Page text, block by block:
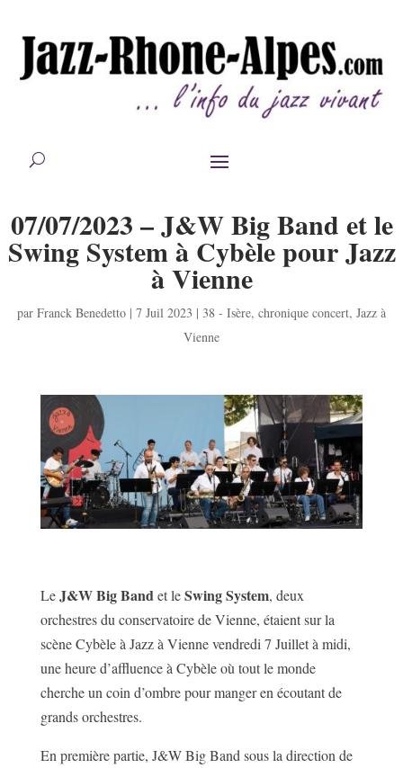
07/07/2023 – J&W Big Band et le
Swing System à Cybèle pour Jazz
à Vienne
par Franck Benedetto | 7 Juil 2023 | 38 - Isère, chronique concert, Jazz à
Vienne
LeJ&W Big Band et leSwing System, deux
orchestres du conservatoire de Vienne, étaient sur la
scène Cybèle à Jazz à Vienne vendredi 7 Juillet à midi,
une heure d’affluence à Cybèle où tout le monde
cherche un coin d’ombre pour manger en écoutant de
grands orchestres.
En première partie, J&W Big Band sous la direction de